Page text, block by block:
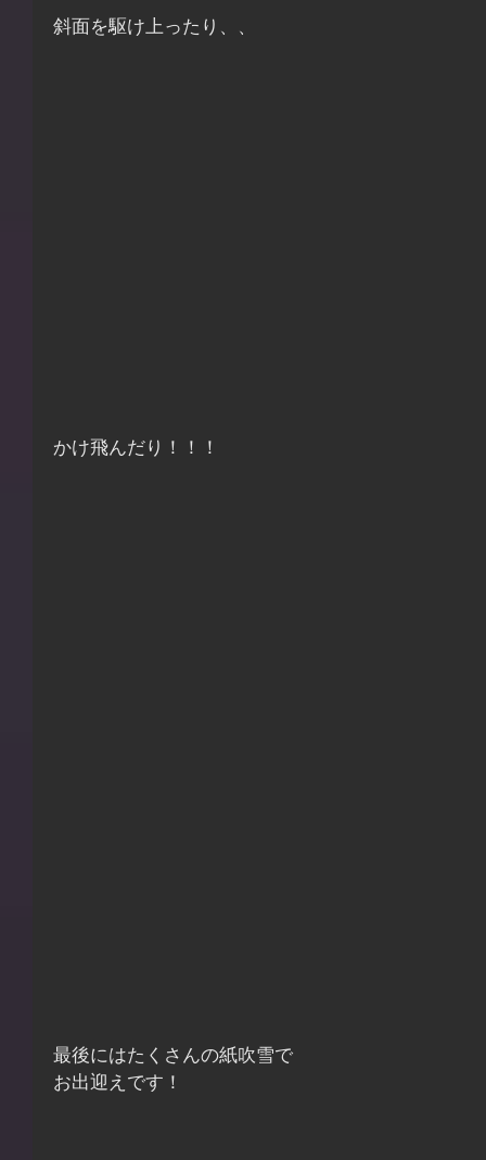
斜面を駆け上ったり、、
かけ飛んだり！！！
最後にはたくさんの紙吹雪で
お出迎えです！